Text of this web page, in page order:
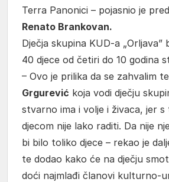
Terra Panonici – pojasnio je
Renato Brankovan.
Dječja skupina KUD-a „Orljava”
40 djece od četiri do 10 godina
– Ovo je prilika da se zahvalim
Grgurević koja vodi dječju
stvarno ima i volje i živaca, jer s
djecom nije lako raditi. Da nije
bi bilo toliko djece – rekao je
te dodao kako će na dječju
doći najmlađi članovi kulturno-